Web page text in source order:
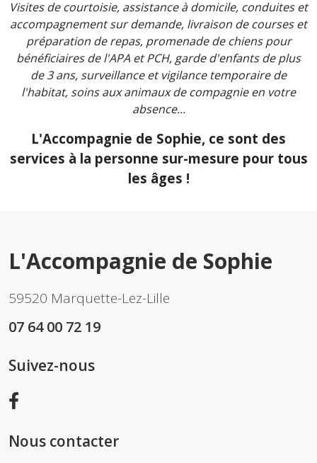
Visites de courtoisie, assistance à domicile, conduites et
accompagnement sur demande, livraison de courses et
préparation de repas, promenade de chiens pour
bénéficiaires de l'APA et PCH, garde d'enfants de plus
de 3 ans, surveillance et vigilance temporaire de
l'habitat, soins aux animaux de compagnie en votre
absence...
L'Accompagnie de Sophie, ce sont des
services à la personne sur-mesure pour tous
les âges !
L'Accompagnie de Sophie
59520 Marquette-Lez-Lille
07 64 00 72 19
Suivez-nous
Nous contacter